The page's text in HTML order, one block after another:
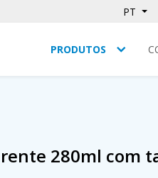
PT
PRODUTOS
280ml com